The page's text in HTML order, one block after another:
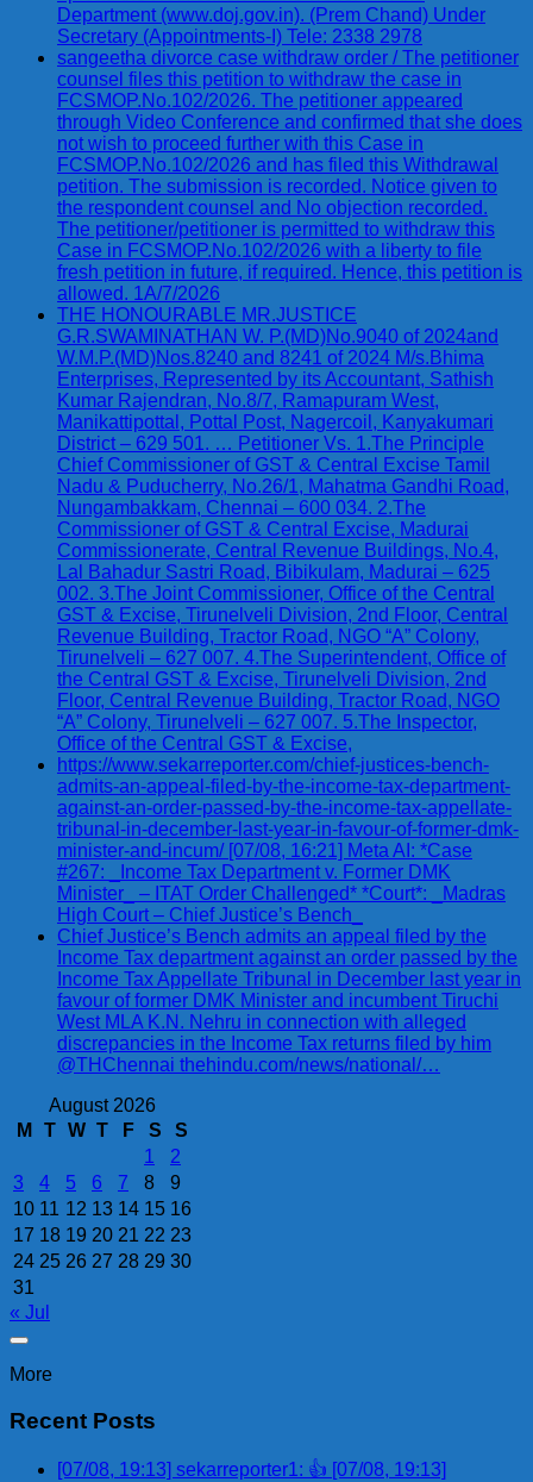
Department (www.doj.gov.in). (Prem Chand) Under
Secretary (Appointments-I) Tele: 2338 2978
sangeetha divorce case withdraw order / The petitioner
counsel files this petition to withdraw the case in
FCSMOP.No.102/2026. The petitioner appeared
through Video Conference and confirmed that she does
not wish to proceed further with this Case in
FCSMOP.No.102/2026 and has filed this Withdrawal
petition. The submission is recorded. Notice given to
the respondent counsel and No objection recorded.
The petitioner/petitioner is permitted to withdraw this
Case in FCSMOP.No.102/2026 with a liberty to file
fresh petition in future, if required. Hence, this petition is
allowed. 1A/7/2026
THE HONOURABLE MR.JUSTICE
G.R.SWAMINATHAN W. P.(MD)No.9040 of 2024and
W.M.P.(MD)Nos.8240 and 8241 of 2024 M/s.Bhima
Enterprises, Represented by its Accountant, Sathish
Kumar Rajendran, No.8/7, Ramapuram West,
Manikattipottal, Pottal Post, Nagercoil, Kanyakumari
District – 629 501. … Petitioner Vs. 1.The Principle
Chief Commissioner of GST & Central Excise Tamil
Nadu & Puducherry, No.26/1, Mahatma Gandhi Road,
Nungambakkam, Chennai – 600 034. 2.The
Commissioner of GST & Central Excise, Madurai
Commissionerate, Central Revenue Buildings, No.4,
Lal Bahadur Sastri Road, Bibikulam, Madurai – 625
002. 3.The Joint Commissioner, Office of the Central
GST & Excise, Tirunelveli Division, 2nd Floor, Central
Revenue Building, Tractor Road, NGO “A” Colony,
Tirunelveli – 627 007. 4.The Superintendent, Office of
the Central GST & Excise, Tirunelveli Division, 2nd
Floor, Central Revenue Building, Tractor Road, NGO
“A” Colony, Tirunelveli – 627 007. 5.The Inspector,
Office of the Central GST & Excise,
https://www.sekarreporter.com/chief-justices-bench-
admits-an-appeal-filed-by-the-income-tax-department-
against-an-order-passed-by-the-income-tax-appellate-
tribunal-in-december-last-year-in-favour-of-former-dmk-
minister-and-incum/ [07/08, 16:21] Meta AI: *Case
#267: _Income Tax Department v. Former DMK
Minister_ – ITAT Order Challenged* *Court*: _Madras
High Court – Chief Justice’s Bench_
Chief Justice’s Bench admits an appeal filed by the
Income Tax department against an order passed by the
Income Tax Appellate Tribunal in December last year in
favour of former DMK Minister and incumbent Tiruchi
West MLA K.N. Nehru in connection with alleged
discrepancies in the Income Tax returns filed by him
@THChennai thehindu.com/news/national/…
August 2026
M
T W T F S
S
1
2
3
4 5 6 7 8
9
10 11 12 13 14 15 16
17 18 19 20 21 22 23
24 25 26 27 28 29 30
31
« Jul
More
Recent Posts
[07/08, 19:13] sekarreporter1: 👍 [07/08, 19:13]